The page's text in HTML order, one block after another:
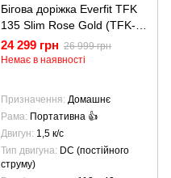
Бігова доріжка Everfit TFK
135 Slim Rose Gold (TFK-
135-SLIM-R)
24 299 грн 26 999 грн
Немає в наявності
Призначення Домашнє
Рама Портативна 👍
Двигун 1,5 к/с
Тип двигуна DC (постійного
струму)